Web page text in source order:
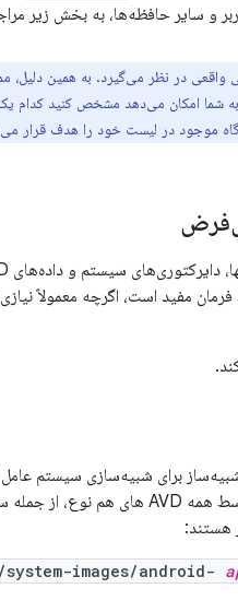
و سایر حافظه‌ها، به بخش زیر
واقعی در نظر می‌گیرد. به همین
به شما امکان می‌دهد مشخص کنید کدام
موجود در لیست خود را هدف قرار
مفید است، اگرچه معمولاً نیازی
برای شبیه‌سازی سیستم عامل
هستند: